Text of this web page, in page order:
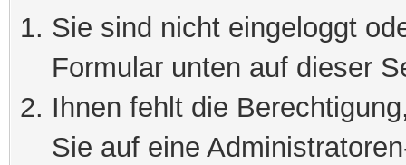
Sie sind nicht eingeloggt
Formular unten auf dieser
Ihnen fehlt die
Sie auf eine